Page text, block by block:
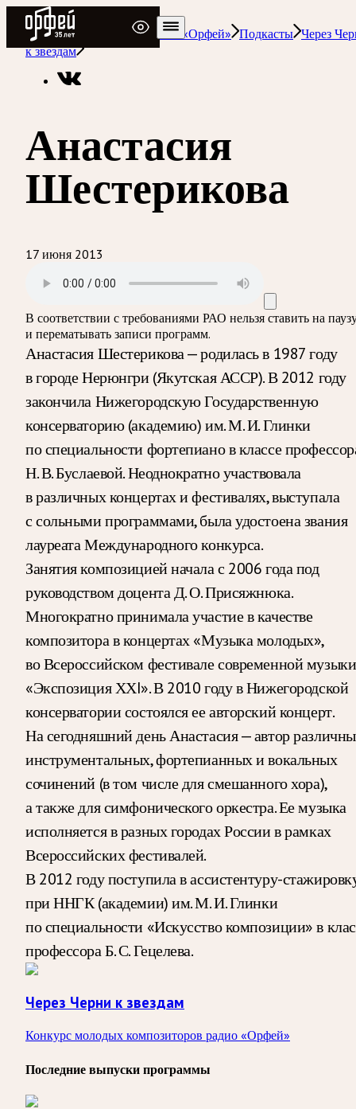
Радио Орфей
Радио классической музыки «Орфей» Подкасты Через
к звездам
Анастасия
Шестерикова
17 июня 2013
В соответствии с требованиями РАО нельзя ставить на
и перематывать записи программ.
Анастасия Шестерикова — родилась в 1987 году
в городе Нерюнгри (Якутская АССР). В 2012 году
закончила Нижегородскую Государственную
консерваторию (академию) им. М. И. Глинки
по специальности фортепиано в классе
Н. В. Буслаевой. Неоднократно участвовала
в различных концертах и фестивалях, выступала
с сольными программами, была удостоена звания
лауреата Международного конкурса.
Занятия композицией начала с 2006 года под
руководством доцента Д. О. Присяжнюка.
Многократно принимала участие в качестве
композитора в концертах «Музыка молодых»,
во Всероссийском фестивале современной музыки
«Экспозиция ХХI». В 2010 году в Нижегородской
консерватории состоялся ее авторский концерт.
На сегодняшний день Анастасия — автор
инструментальных, фортепианных и вокальных
сочинений (в том числе для смешанного хора),
а также для симфонического оркестра. Ее музыка
исполняется в разных городах России в рамках
Всероссийских фестивалей.
В 2012 году поступила в ассистентуру-
при ННГК (академии) им. М. И. Глинки
по специальности «Искусство композиции» в
профессора Б. С. Гецелева.
Через Черни к звездам
Конкурс молодых композиторов радио «Орфей»
Последние выпуски программы